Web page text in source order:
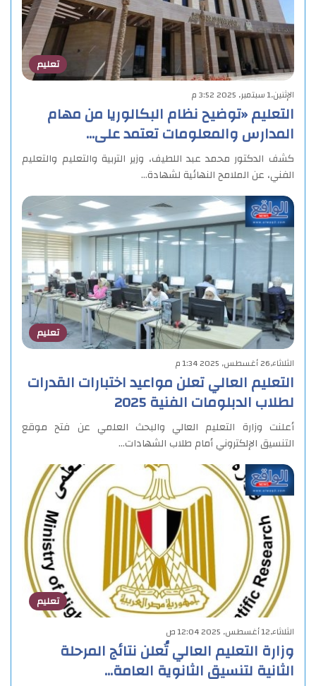
تعليم
الإثنين,1 سبتمبر, 2025 3:52 م
التعليم «توضيح نظام البكالوريا من مهام
المدارس والمعلومات تعتمد على…
كشف الدكتور محمد عبد اللطيف، وزير التربية والتعليم والتعليم
الفني، عن الملامح النهائية لشهادة…
تعليم
الثلاثاء,26 أغسطس, 2025 1:34 م
التعليم العالي تعلن مواعيد اختبارات القدرات
لطلاب الدبلومات الفنية 2025
أعلنت وزارة التعليم العالي والبحث العلمي عن فتح موقع
التنسيق الإلكتروني أمام طلاب الشهادات…
تعليم
الثلاثاء,12 أغسطس, 2025 12:04 ص
وزارة التعليم العالي تُعلن نتائج المرحلة
الثانية لتنسيق الثانوية العامة…